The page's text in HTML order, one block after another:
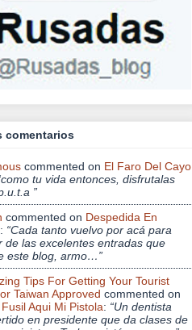
comentarios
commented on El Faro Del Cayo
tu vida entonces, disfrutalas
”
commented on Despedida En
: “Cada tanto vuelvo por acá para
de las excelentes entradas que
este blog, armo…”
Tips For Getting Your Tourist
Taiwan Approved commented on
Aqui Mi Pistola: “Un dentista
en presidente que da clases de